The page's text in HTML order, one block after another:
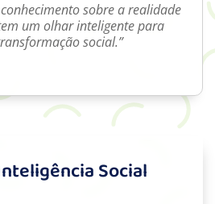
sobre a realidade
um olhar inteligente para
social.”
Social